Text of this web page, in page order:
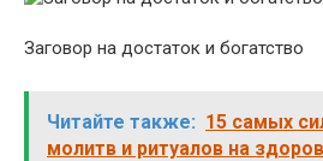
Заговор на достаток и богатство
Читайте также: 15 самых
молитв и ритуалов на